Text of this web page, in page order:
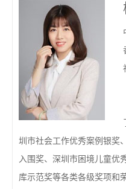
圳市社会工作优秀案例银奖
入围奖、深圳市困境儿童优
库示范奖等各类各级奖项和